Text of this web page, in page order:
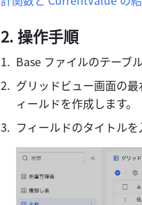
操作手順
Base ファイルのテーブ
グリッドビュー画面の
ィールドを作成します。
フィールドのタイトルを